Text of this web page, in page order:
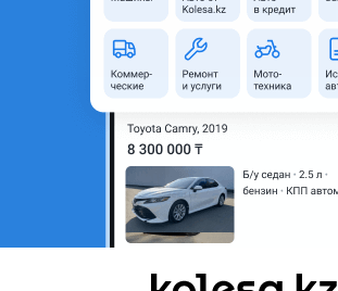
Mercedes-Benz E 200 1995 - 1999 W210/S210
3495 142
М273 5.5 привозной мотор свежий с